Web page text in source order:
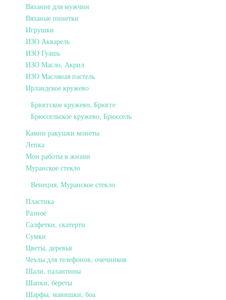
Вязание для мужчин
Вязаные пинетки
Игрушки
ИЗО Акварель
ИЗО Гуашь
ИЗО Масло, Акрил
ИЗО Масляная пастель
Ирландское кружево
Брюггское кружево, Брюгге
Брюссельское кружево, Брюссель
Камни ракушки монеты
Лепка
Мои работы в жизни
Муранское стекло
Венеция, Муранское стекло
Пластика
Разное
Салфетки, скатерти
Сумки
Цветы, деревья
Чехлы для телефонов, очечников
Шали, палантины
Шапки, береты
Шарфы, манишки, боа